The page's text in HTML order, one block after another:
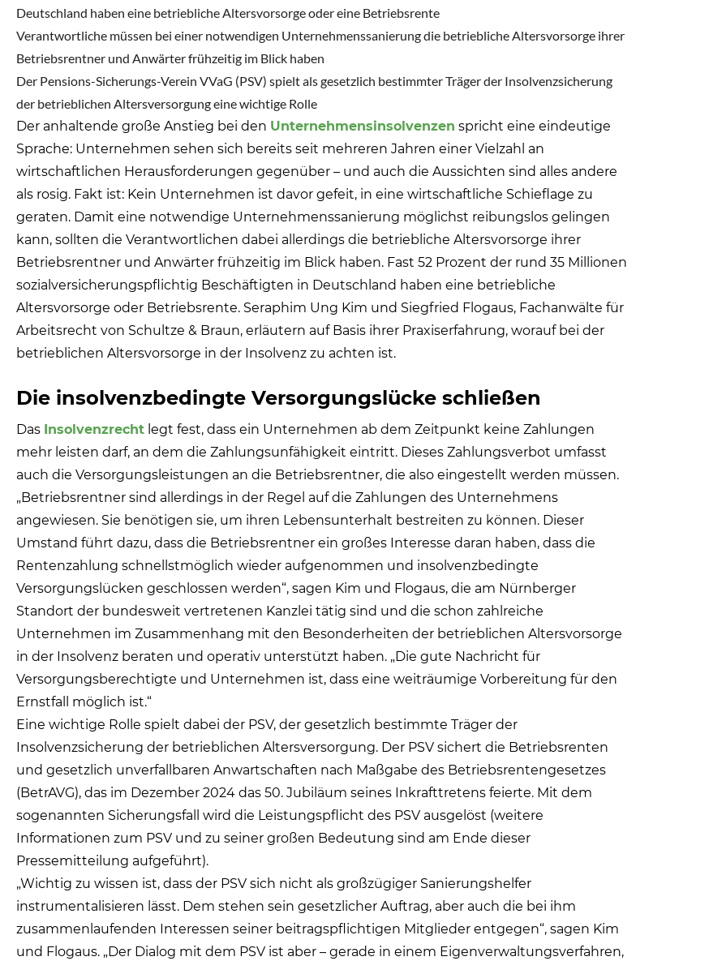
Deutschland haben eine betriebliche Altersvorsorge oder eine Betriebsrente
Verantwortliche müssen bei einer notwendigen Unternehmenssanierung die betriebliche Altersvorsorge ihrer
Betriebsrentner und Anwärter frühzeitig im Blick haben
Der Pensions-Sicherungs-Verein VVaG (PSV) spielt als gesetzlich bestimmter Träger der Insolvenzsicherung
der betrieblichen Altersversorgung eine wichtige Rolle
Der anhaltende große Anstieg bei den Unternehmensinsolvenzen spricht eine eindeutige
Sprache: Unternehmen sehen sich bereits seit mehreren Jahren einer Vielzahl an
wirtschaftlichen Herausforderungen gegenüber – und auch die Aussichten sind alles andere
als rosig. Fakt ist: Kein Unternehmen ist davor gefeit, in eine wirtschaftliche Schieflage zu
geraten. Damit eine notwendige Unternehmenssanierung möglichst reibungslos gelingen
kann, sollten die Verantwortlichen dabei allerdings die betriebliche Altersvorsorge ihrer
Betriebsrentner und Anwärter frühzeitig im Blick haben. Fast 52 Prozent der rund 35 Millionen
sozialversicherungspflichtig Beschäftigten in Deutschland haben eine betriebliche
Altersvorsorge oder Betriebsrente. Seraphim Ung Kim und Siegfried Flogaus, Fachanwälte für
Arbeitsrecht von Schultze & Braun, erläutern auf Basis ihrer Praxiserfahrung, worauf bei der
betrieblichen Altersvorsorge in der Insolvenz zu achten ist.
Die insolvenzbedingte Versorgungslücke schließen
Das Insolvenzrecht legt fest, dass ein Unternehmen ab dem Zeitpunkt keine Zahlungen
mehr leisten darf, an dem die Zahlungsunfähigkeit eintritt. Dieses Zahlungsverbot umfasst
auch die Versorgungsleistungen an die Betriebsrentner, die also eingestellt werden müssen.
„Betriebsrentner sind allerdings in der Regel auf die Zahlungen des Unternehmens
angewiesen. Sie benötigen sie, um ihren Lebensunterhalt bestreiten zu können. Dieser
Umstand führt dazu, dass die Betriebsrentner ein großes Interesse daran haben, dass die
Rentenzahlung schnellstmöglich wieder aufgenommen und insolvenzbedingte
Versorgungslücken geschlossen werden“, sagen Kim und Flogaus, die am Nürnberger
Standort der bundesweit vertretenen Kanzlei tätig sind und die schon zahlreiche
Unternehmen im Zusammenhang mit den Besonderheiten der betrieblichen Altersvorsorge
in der Insolvenz beraten und operativ unterstützt haben. „Die gute Nachricht für
Versorgungsberechtigte und Unternehmen ist, dass eine weiträumige Vorbereitung für den
Ernstfall möglich ist.“
Eine wichtige Rolle spielt dabei der PSV, der gesetzlich bestimmte Träger der
Insolvenzsicherung der betrieblichen Altersversorgung. Der PSV sichert die Betriebsrenten
und gesetzlich unverfallbaren Anwartschaften nach Maßgabe des Betriebsrentengesetzes
(BetrAVG), das im Dezember 2024 das 50. Jubiläum seines Inkrafttretens feierte. Mit dem
sogenannten Sicherungsfall wird die Leistungspflicht des PSV ausgelöst (weitere
Informationen zum PSV und zu seiner großen Bedeutung sind am Ende dieser
Pressemitteilung aufgeführt).
„Wichtig zu wissen ist, dass der PSV sich nicht als großzügiger Sanierungshelfer
instrumentalisieren lässt. Dem stehen sein gesetzlicher Auftrag, aber auch die bei ihm
zusammenlaufenden Interessen seiner beitragspflichtigen Mitglieder entgegen“, sagen Kim
und Flogaus. „Der Dialog mit dem PSV ist aber – gerade in einem Eigenverwaltungsverfahren,